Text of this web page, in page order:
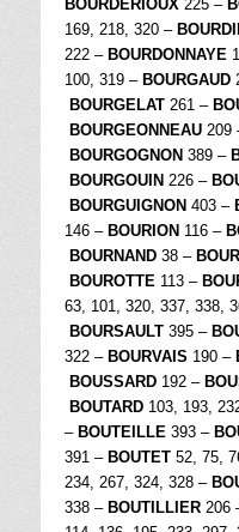
BOURDERIOUX 225 –
169, 218, 320 –
222 – BOURDONNAYE
100, 319 – BOURGAUD
BOURGELAT 261 –
BOURGEONNEAU 209
BOURGOGNON 389 –
BOURGOUIN 226 –
BOURGUIGNON 403 –
146 – BOURION 116 –
BOURNAND 38 –
BOUROTTE 113 –
63, 101, 320, 337, 338,
BOURSAULT 395 –
322 – BOURVAIS 190 –
BOUSSARD 192 –
BOUTARD 103, 193,
– BOUTEILLE 393 –
391 – BOUTET 52, 75,
234, 267, 324, 328 –
338 – BOUTILLIER 206